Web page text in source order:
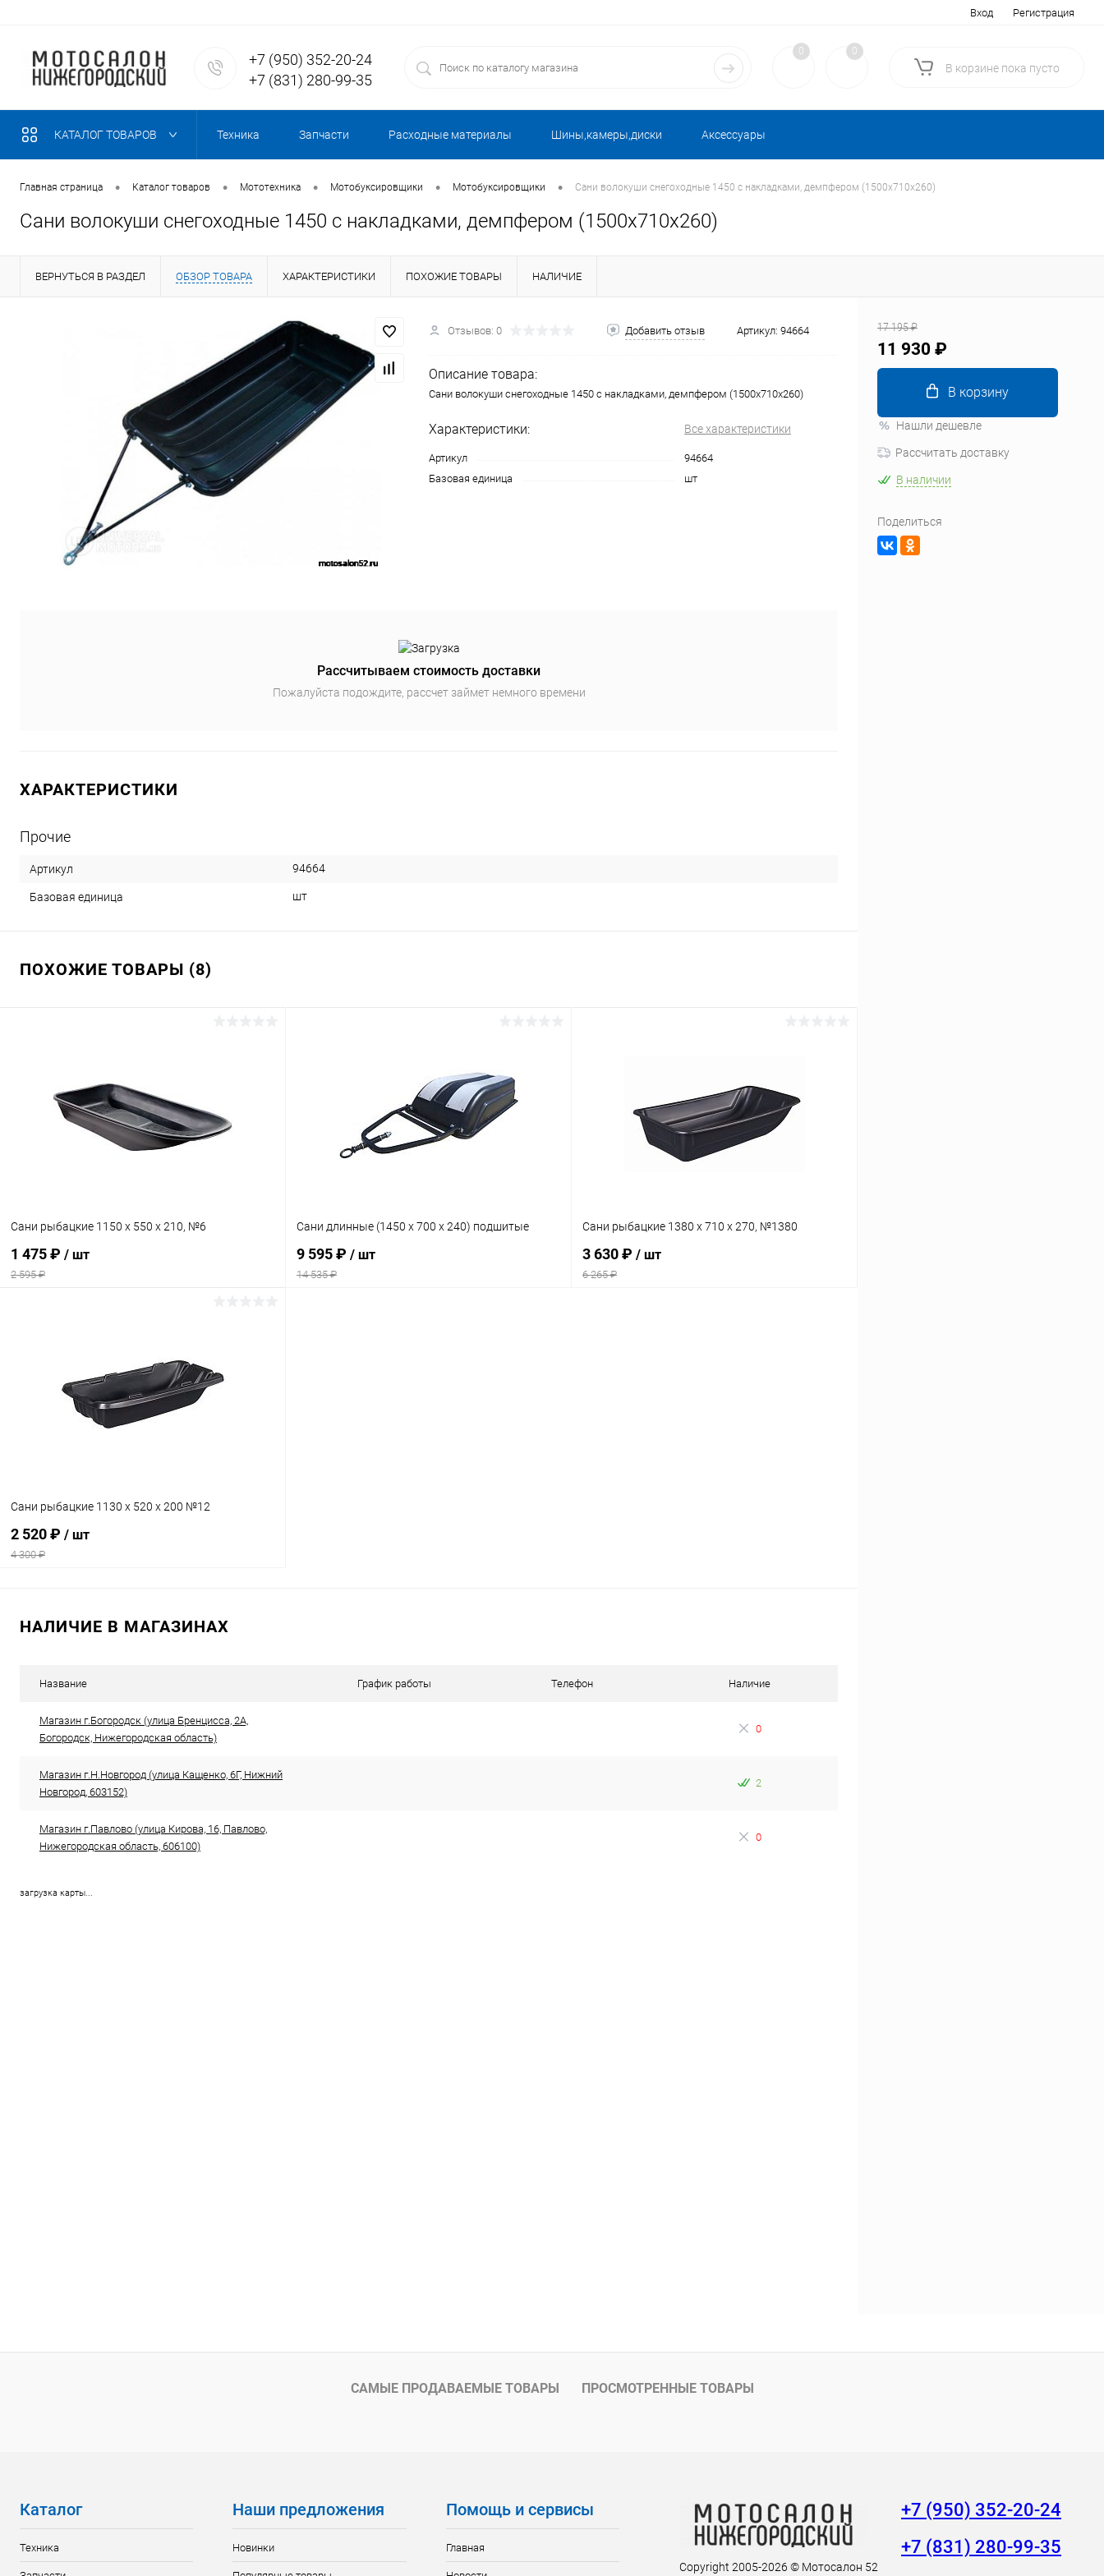
Вход Регистрация
+7 (950) 352-20-24
+7 (831) 280-99-35
0 0
В корзине пока пусто
КАТАЛОГ ТОВАРОВ Техника Запчасти Расходные материалы Шины,камеры,диски Аксессуары
Главная страница • Каталог товаров • Мототехника • Мотобуксировщики • Мотобуксировщики • Сани волокуши снегоходные 1450 с накладками, демпфером (1500х710х260)
Сани волокуши снегоходные 1450 с накладками, демпфером (1500х710х260)
ВЕРНУТЬСЯ В РАЗДЕЛ ОБЗОР ТОВАРА ХАРАКТЕРИСТИКИ ПОХОЖИЕ ТОВАРЫ НАЛИЧИЕ
Отзывов: 0 Добавить отзыв Артикул: 94664
Описание товара:
Сани волокуши снегоходные 1450 с накладками, демпфером (1500х710х260)
Характеристики: Все характеристики
Артикул
94664
Базовая единица
шт
Рассчитываем стоимость доставки
Пожалуйста подождите, рассчет займет немного времени
ХАРАКТЕРИСТИКИ
Прочие
Артикул 94664
Базовая единица шт
ПОХОЖИЕ ТОВАРЫ (8)
Сани рыбацкие 1150 х 550 х 210, №6
1 475 ₽ / шт
2 595 ₽
В избранное В наличии
Сани длинные (1450 х 700 х 240) подшитые
9 595 ₽ / шт
14 535 ₽
Сани рыбацкие 1380 х 710 х 270, №1380
3 630 ₽ / шт
6 265 ₽
Сани рыбацкие 1130 х 520 х 200 №12
2 520 ₽ / шт
4 300 ₽
НАЛИЧИЕ В МАГАЗИНАХ
Название График работы Телефон Наличие
Магазин г.Богородск (улица Бренцисса, 2А,
Богородск, Нижегородская область)
0
Магазин г.Н.Новгород (улица Кащенко, 6Г, Нижний
Новгород, 603152)
2
Магазин г.Павлово (улица Кирова, 16, Павлово,
Нижегородская область, 606100)
0
загрузка карты...
17 195 ₽
11 930 ₽
В корзину
Нашли дешевле
Рассчитать доставку
В наличии
Поделиться
САМЫЕ ПРОДАВАЕМЫЕ ТОВАРЫ ПРОСМОТРЕННЫЕ ТОВАРЫ
Каталог
Техника
Наши предложения
Новинки
Помощь и сервисы
Главная
Copyright 2005-2026 © Мотосалон 52
+7 (950) 352-20-24
+7 (831) 280-99-35